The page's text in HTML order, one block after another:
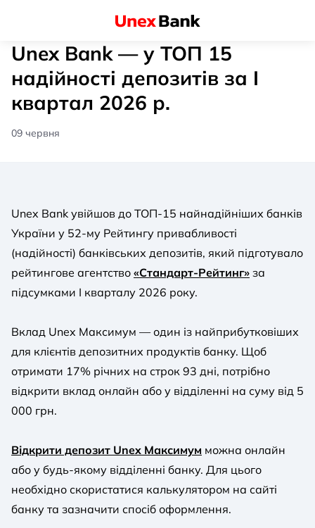
Unex Bank — у ТОП 15
надійності депозитів за І
квартал 2026 р.
09 червня
Unex Bank увійшов до ТОП-15 найнадійніших банків
України у 52-му Рейтингу привабливості
(надійності) банківських депозитів, який підготувало
рейтингове агентство «Стандарт-Рейтинг» за
підсумками І кварталу 2026 року.
Вклад Unex Максимум — один із найприбутковіших
для клієнтів депозитних продуктів банку. Щоб
отримати 17% річних на строк 93 дні, потрібно
відкрити вклад онлайн або у відділенні на суму від 5
000 грн.
Відкрити депозит Unex Максимум можна онлайн
або у будь-якому відділенні банку. Для цього
необхідно скористатися калькулятором на сайті
банку та зазначити спосіб оформлення.